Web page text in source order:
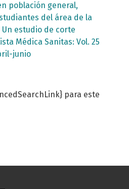
población general,
del área de la
estudio de corte
Médica Sanitas: Vol. 25
junio
para este